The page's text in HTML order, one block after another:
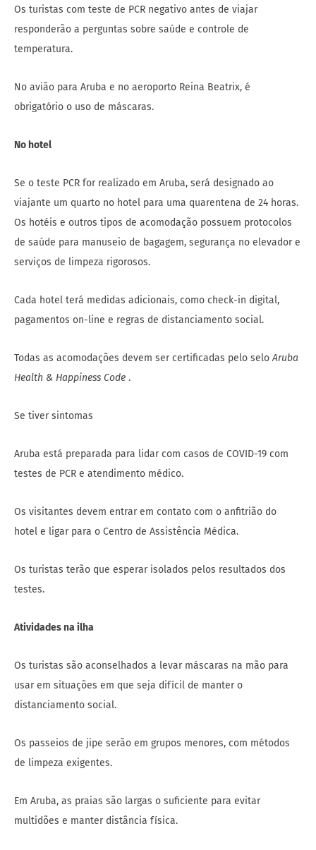
Os turistas com teste de PCR negativo antes de viajar
responderão a perguntas sobre saúde e controle de
temperatura.
No avião para Aruba e no aeroporto Reina Beatrix, é
obrigatório o uso de máscaras.
No hotel
Se o teste PCR for realizado em Aruba, será designado ao
viajante um quarto no hotel para uma quarentena de 24 horas.
Os hotéis e outros tipos de acomodação possuem protocolos
de saúde para manuseio de bagagem, segurança no elevador e
serviços de limpeza rigorosos.
Cada hotel terá medidas adicionais, como check-in digital,
pagamentos on-line e regras de distanciamento social.
Todas as acomodações devem ser certificadas pelo seloAruba
Health & Happiness Code .
Se tiver sintomas
Aruba está preparada para lidar com casos de COVID-19 com
testes de PCR e atendimento médico.
Os visitantes devem entrar em contato com o anfitrião do
hotel e ligar para o Centro de Assistência Médica.
Os turistas terão que esperar isolados pelos resultados dos
testes.
Atividades na ilha
Os turistas são aconselhados a levar máscaras na mão para
usar em situações em que seja difícil de manter o
distanciamento social.
Os passeios de jipe ​​serão em grupos menores, com métodos
de limpeza exigentes.
Em Aruba, as praias são largas o suficiente para evitar
multidões e manter distância física.